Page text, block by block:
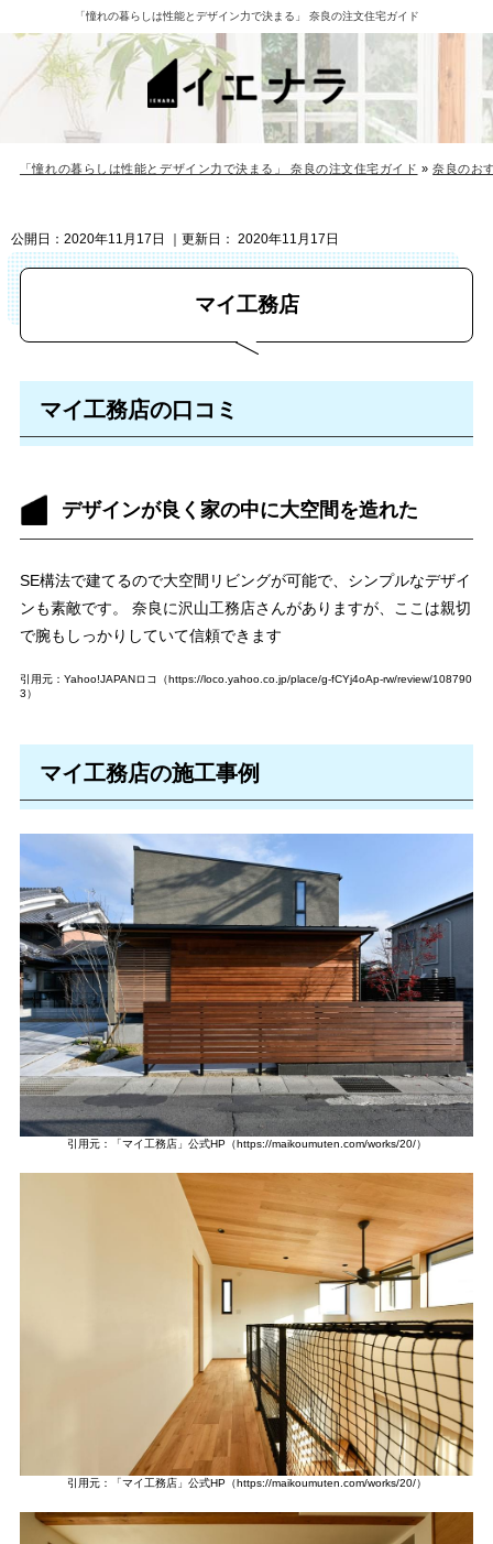
「憧れの暮らしは性能とデザイン力で決まる」 奈良の注文住宅ガイド
「憧れの暮らしは性能とデザイン力で決まる」 奈良の注文住宅ガイド »奈良のお
公開日： 2020年11月17日 ｜更新日： 2020年11月17日
マイ工務店
マイ工務店の口コミ
デザインが良く家の中に大空間を造れた
SE構法で建てるので大空間リビングが可能で、シンプルなデザイ
ンも素敵です。 奈良に沢山工務店さんがありますが、ここは親切
で腕もしっかりしていて信頼できます
引用元：Yahoo!JAPANロコ（https://loco.yahoo.co.jp/place/g-fCYj4oAp-rw/review/108790
3）
マイ工務店の施工事例
引用元：「マイ工務店」公式HP（https://maikoumuten.com/works/20/）
引用元：「マイ工務店」公式HP（https://maikoumuten.com/works/20/）